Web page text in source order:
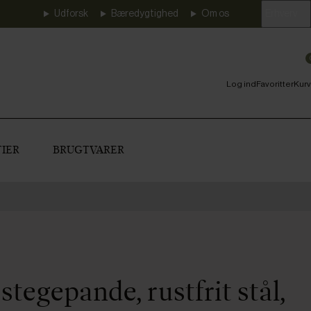
Udforsk Bæredygtighed Om os
Log indFavoritterKurv
BRUGTVARER
rustfrit stål,